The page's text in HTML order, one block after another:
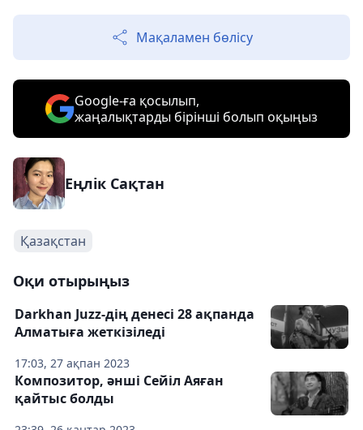
Мақаламен бөлісу
Google-ға қосылып,
жаңалықтарды бірінші болып оқыңыз
Еңлік Сақтан
Қазақстан
Оқи отырыңыз
17:03, 27 ақпан 2023
Darkhan Juzz-дің денесі 28 ақпанда
Алматыға жеткізіледі
Композитор, әнші Сейіл Аяған
қайтыс болды